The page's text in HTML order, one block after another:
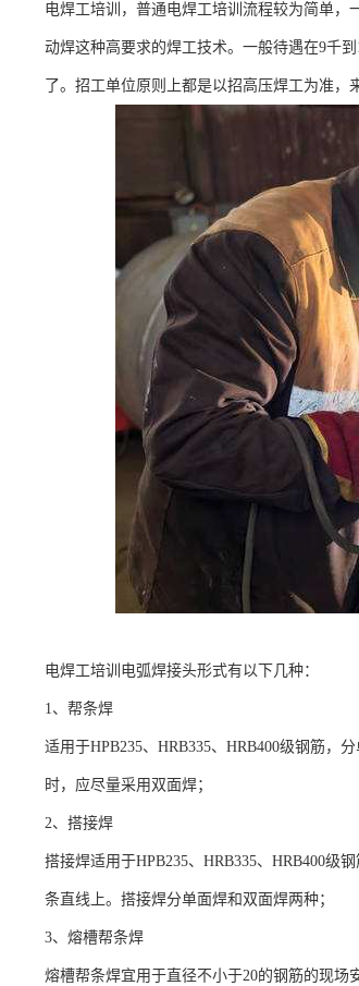
电焊工培训，普通电焊工培训流程较为简单，
动焊这种高要求的焊工技术。一般待遇在9千
了。招工单位原则上都是以招高压焊工为准，
电焊工培训电弧焊接头形式有以下几种：
1、帮条焊
适用于HPB235、HRB335、HRB400级钢筋，
时，应尽量采用双面焊；
2、搭接焊
搭接焊适用于HPB235、HRB335、HRB400级
条直线上。搭接焊分单面焊和双面焊两种；
3、熔槽帮条焊
熔槽帮条焊宜用于直径不小于20的钢筋的现场